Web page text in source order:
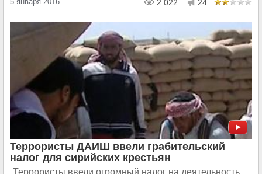
2 022 24
Террористы ДАИШ ввели грабительский
налог для сирийских крестьян
Террористы ввели огромный налог на деятельность